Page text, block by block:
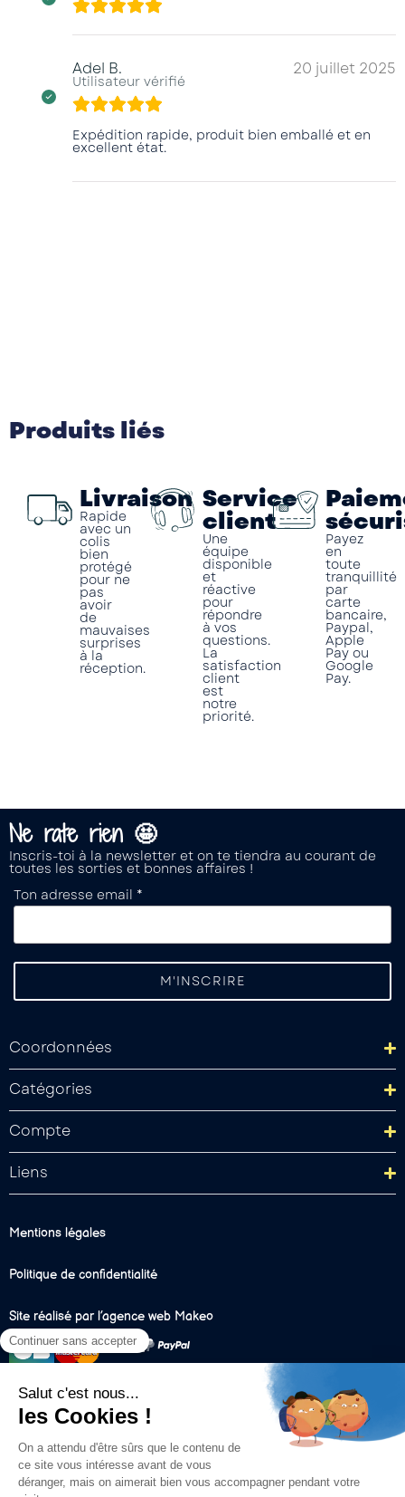
Adel B.
Utilisateur vérifié
20 juillet 2025
Expédition rapide, produit bien emballé et en
excellent état.
Produits liés
Livraison
Rapide
avec un
colis
bien
protégé
pour ne
pas
avoir
de
mauvaises
surprises
à la
réception.
Service
client
Une
équipe
disponible
et
réactive
pour
répondre
à vos
questions.
La
satisfaction
client
est
notre
priorité.
Payez
en
toute
tranquillité
par
carte
bancaire,
Paypal,
Apple
Pay ou
Google
Pay.
Ne rate rien 🤩
Inscris-toi à la newsletter et on te tiendra au courant de
toutes les sorties et bonnes affaires !
Ton adresse email *
Coordonnées
Catégories
Compte
Liens
Mentions légales
Politique de confidentialité
Site réalisé par l’agence web Makeo